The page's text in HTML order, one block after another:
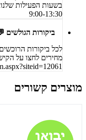
9:00-13:30
ביקורות הגולשים
לכל ביקורות
מחירים לחצו על
מוצרים קשורים